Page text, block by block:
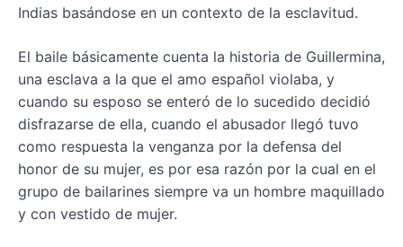
Indias basándose en un contexto de la esclavitud.
El baile básicamente cuenta la historia de Guillermina,
una esclava a la que el amo español violaba, y
cuando su esposo se enteró de lo sucedido decidió
disfrazarse de ella, cuando el abusador llegó tuvo
como respuesta la venganza por la defensa del
honor de su mujer, es por esa razón por la cual en el
grupo de bailarines siempre va un hombre maquillado
y con vestido de mujer.